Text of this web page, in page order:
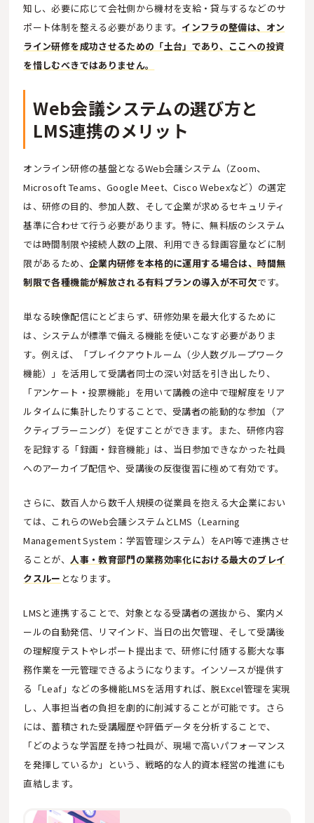
知し、必要に応じて会社側から機材を支給・貸与するなどのサ
ポート体制を整える必要があります。 インフラの整備は、オン
ライン研修を成功させるための「土台」であり、ここへの投資
を惜しむべきではありません。
Web会議システムの選び方と
LMS連携のメリット
オンライン研修の基盤となるWeb会議システム（Zoom、
Microsoft Teams、Google Meet、Cisco Webexなど）の選定
は、研修の目的、参加人数、そして企業が求めるセキュリティ
基準に合わせて行う必要があります。特に、無料版のシステム
では時間制限や接続人数の上限、利用できる録画容量などに制
限があるため、 企業内研修を本格的に運用する場合は、時間無
制限で各種機能が解放される有料プランの導入が不可欠です。
単なる映像配信にとどまらず、研修効果を最大化するために
は、システムが標準で備える機能を使いこなす必要がありま
す。例えば、「ブレイクアウトルーム（少人数グループワーク
機能）」を活用して受講者同士の深い対話を引き出したり、
「アンケート・投票機能」を用いて講義の途中で理解度をリア
ルタイムに集計したりすることで、受講者の能動的な参加（ア
クティブラーニング）を促すことができます。また、研修内容
を記録する「録画・録音機能」は、当日参加できなかった社員
へのアーカイブ配信や、受講後の反復復習に極めて有効です。
さらに、数百人から数千人規模の従業員を抱える大企業におい
ては、これらのWeb会議システムとLMS（Learning
Management System：学習管理システム）をAPI等で連携させ
ることが、 人事・教育部門の業務効率化における最大のブレイ
クスルー となります。
LMSと連携することで、対象となる受講者の選抜から、案内メ
ールの自動発信、リマインド、当日の出欠管理、そして受講後
の理解度テストやレポート提出まで、研修に付随する膨大な事
務作業を一元管理できるようになります。インソースが提供す
る「Leaf」などの多機能LMSを活用すれば、脱Excel管理を実現
し、人事担当者の負担を劇的に削減することが可能です。さら
には、蓄積された受講履歴や評価データを分析することで、
「どのような学習歴を持つ社員が、現場で高いパフォーマンス
を発揮しているか」という、戦略的な人的資本経営の推進にも
直結します。